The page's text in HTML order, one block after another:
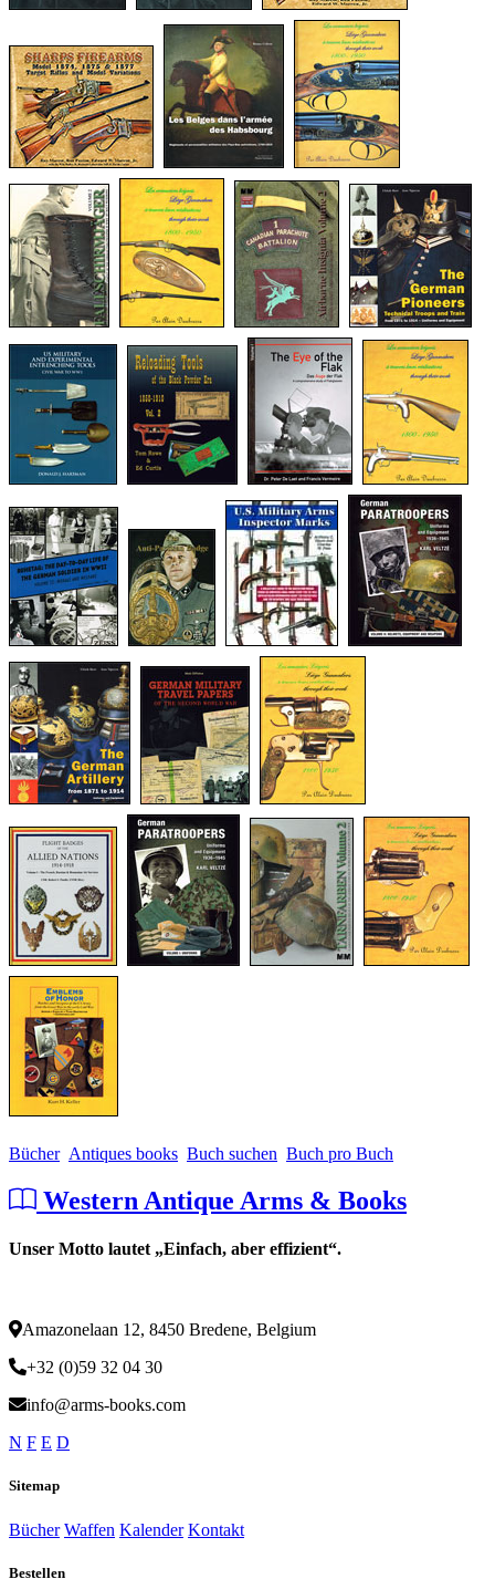
Bücher Antiques books Buch suchen Buch pro Buch
Western Antique Arms & Books
Unser Motto lautet „Einfach, aber effizient“.
Amazonelaan 12, 8450 Bredene, Belgium
+32 (0)59 32 04 30
info@arms-books.com
N F E D
Sitemap
Bücher Waffen Kalender Kontakt
Bestellen